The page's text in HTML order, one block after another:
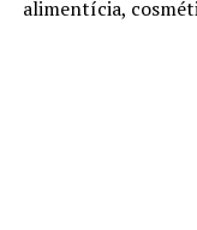
alimentícia,